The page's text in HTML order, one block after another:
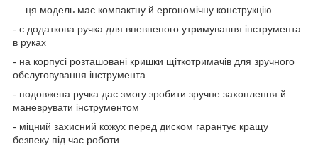
— ця модель має компактну й ергономічну конструкцію
- є додаткова ручка для впевненого утримування інструмента
в руках
- на корпусі розташовані кришки щіткотримачів для зручного
обслуговування інструмента
- подовжена ручка дає змогу зробити зручне захоплення й
маневрувати інструментом
- міцний захисний кожух перед диском гарантує кращу
безпеку під час роботи